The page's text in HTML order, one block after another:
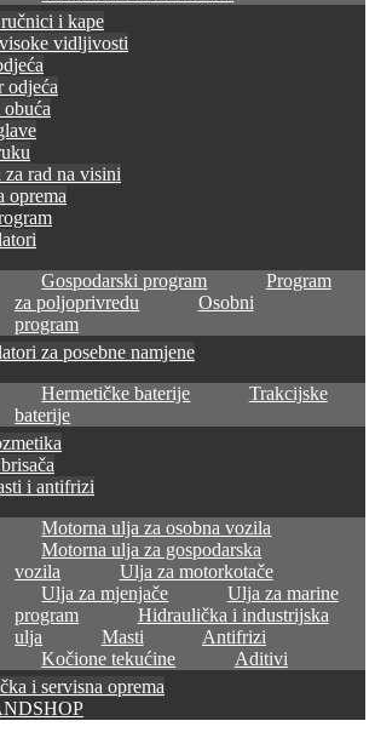
i kape
vidljivosti
odjeća
obuća
za rad na visini
oprema
Gospodarski program
Program
za poljoprivredu
Osobni
program
za posebne namjene
Hermetičke baterije
Trakcijske
baterije
i antifrizi
Motorna ulja za osobna vozila
Motorna ulja za gospodarska
vozila
Ulja za motorkotače
Ulja za mjenjače
Ulja za marine
program
Hidraulička i industrijska
ulja
Masti
Antifrizi
Kočione tekućine
Aditivi
i servisna oprema